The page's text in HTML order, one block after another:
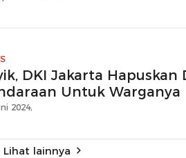
DKI Jakarta Hapuskan
Untuk Warganya
2024,
Lihat lainnya